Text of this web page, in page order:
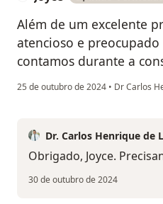
Além de um excelente
atencioso e
contamos durante a
25 de outubro de 2024 • Dr Carlos
Dr. Carlos Henrique de
Obrigado, Joyce.
30 de outubro de 2024